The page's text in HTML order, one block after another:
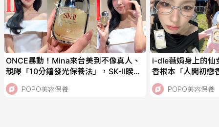
ONCE暴動！Mina來台美到不像真人、
親曝「10分鐘發光保養法」，SK-II睽違
45年青春精華液終於上市！
POPO美容保養
i-dle薇娟身上的仙
香根本「人間初戀
花、紫丁香、無花
香！ POPO美容保養